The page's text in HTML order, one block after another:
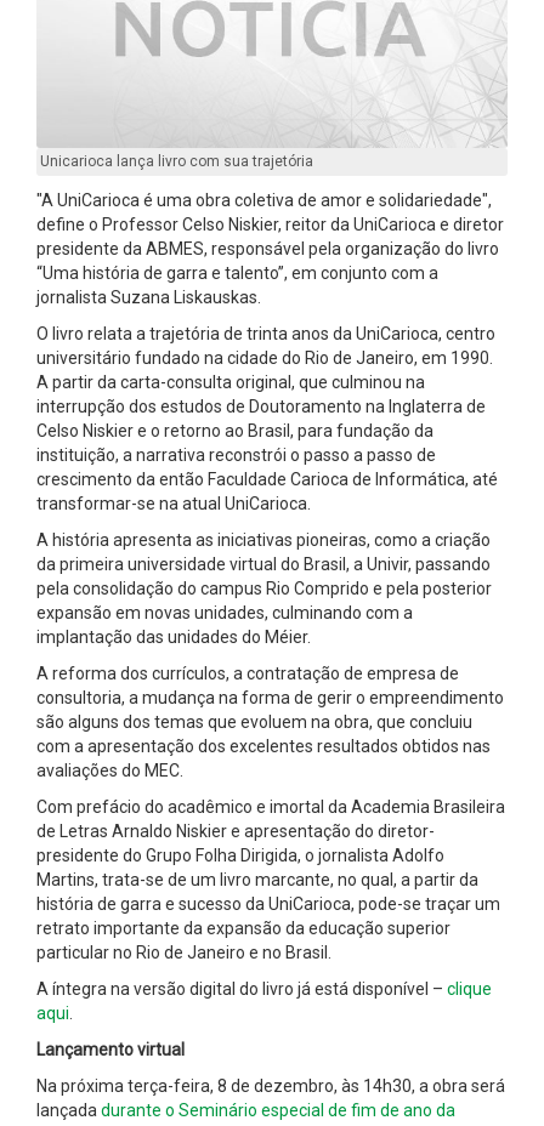
Unicarioca lança livro com sua trajetória
"A UniCarioca é uma obra coletiva de amor e solidariedade",
define o Professor Celso Niskier, reitor da UniCarioca e diretor
presidente da ABMES, responsável pela organização do livro
“Uma história de garra e talento”, em conjunto com a
jornalista Suzana Liskauskas.
O livro relata a trajetória de trinta anos da UniCarioca, centro
universitário fundado na cidade do Rio de Janeiro, em 1990.
A partir da carta-consulta original, que culminou na
interrupção dos estudos de Doutoramento na Inglaterra de
Celso Niskier e o retorno ao Brasil, para fundação da
instituição, a narrativa reconstrói o passo a passo de
crescimento da então Faculdade Carioca de Informática, até
transformar-se na atual UniCarioca.
A história apresenta as iniciativas pioneiras, como a criação
da primeira universidade virtual do Brasil, a Univir, passando
pela consolidação do campus Rio Comprido e pela posterior
expansão em novas unidades, culminando com a
implantação das unidades do Méier.
A reforma dos currículos, a contratação de empresa de
consultoria, a mudança na forma de gerir o empreendimento
são alguns dos temas que evoluem na obra, que concluiu
com a apresentação dos excelentes resultados obtidos nas
avaliações do MEC.
Com prefácio do acadêmico e imortal da Academia Brasileira
de Letras Arnaldo Niskier e apresentação do diretor-
presidente do Grupo Folha Dirigida, o jornalista Adolfo
Martins, trata-se de um livro marcante, no qual, a partir da
história de garra e sucesso da UniCarioca, pode-se traçar um
retrato importante da expansão da educação superior
particular no Rio de Janeiro e no Brasil.
A íntegra na versão digital do livro já está disponível – clique
aqui
Lançamento virtual
Na próxima terça-feira, 8 de dezembro, às 14h30, a obra será
lançada durante o Seminário especial de fim de ano da